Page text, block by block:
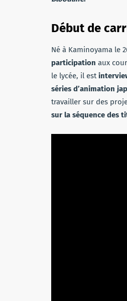
Début de
Né à Kaminoyama le
participation aux
le lycée, il est
séries d’animation
travailler sur des
sur la séquence des